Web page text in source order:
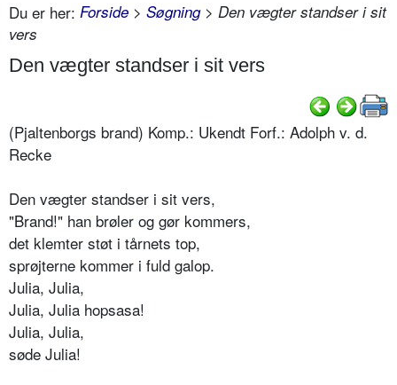
Du er her: Forside > Søgning> Den vægter standser i sit
vers
Den vægter standser i sit vers
(Pjaltenborgs brand) Komp.: Ukendt Forf.: Adolph v. d.
Recke
Den vægter standser i sit vers,
"Brand!" han brøler og gør kommers,
det klemter støt i tårnets top,
sprøjterne kommer i fuld galop.
Julia, Julia,
Julia, Julia hopsasa!
Julia, Julia,
søde Julia!